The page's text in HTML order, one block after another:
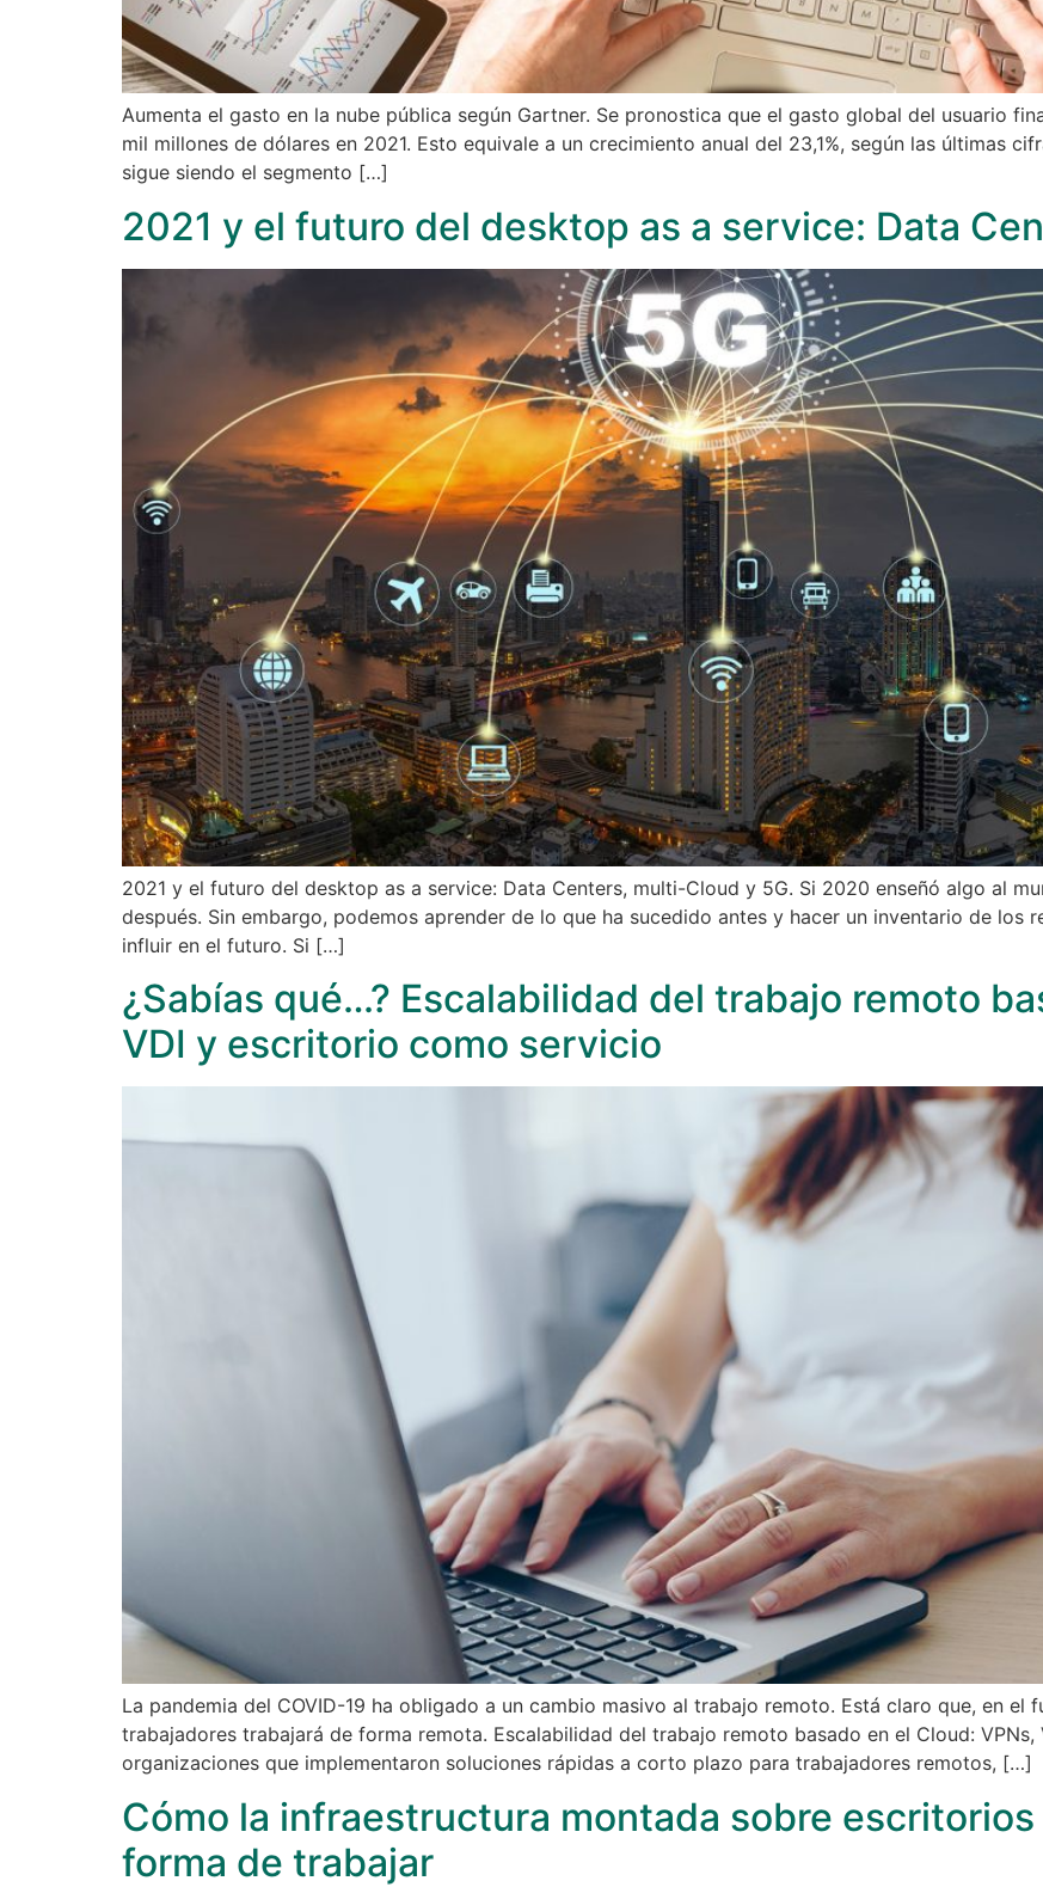
Aumenta el gasto en la nube pública según Gartner. Se pronostica que el gasto global del usuario
mil millones de dólares en 2021. Esto equivale a un crecimiento anual del 23,1%, según las últimas
sigue siendo el segmento […]
2021 y el futuro del desktop as a service: Data
2021 y el futuro del desktop as a service: Data Centers, multi-Cloud y 5G. Si 2020 enseñó algo al
después. Sin embargo, podemos aprender de lo que ha sucedido antes y hacer un inventario de los
influir en el futuro. Si […]
¿Sabías qué…? Escalabilidad del trabajo remoto
VDI y escritorio como servicio
La pandemia del COVID-19 ha obligado a un cambio masivo al trabajo remoto. Está claro que, en el
trabajadores trabajará de forma remota. Escalabilidad del trabajo remoto basado en el Cloud:
organizaciones que implementaron soluciones rápidas a corto plazo para trabajadores remotos, […]
Cómo la infraestructura montada sobre
forma de trabajar